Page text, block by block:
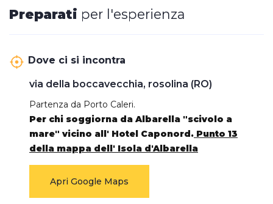
Preparati per l'esperienza
Dove ci si incontra
via della boccavecchia, rosolina (RO)
Partenza da Porto Caleri.
Per chi soggiorna da Albarella "scivolo a
mare" vicino all' Hotel Caponord. Punto 13
della mappa dell' Isola d'Albarella
Apri Google Maps